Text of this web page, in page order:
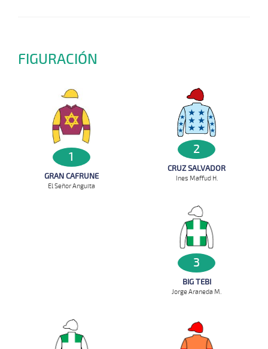
FIGURACIÓN
1
GRAN CAFRUNE
El Señor Anguita
2
CRUZ SALVADOR
Ines Maffud H.
3
BIG TEBI
Jorge Araneda M.